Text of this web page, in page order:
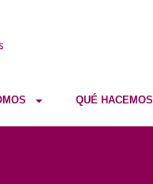
QUÉ HACEMOS